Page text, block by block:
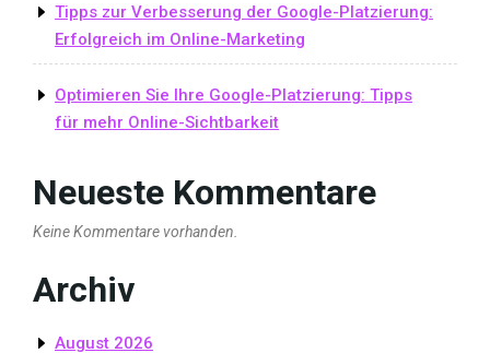
Tipps zur Verbesserung der Google-Platzierung:
Erfolgreich im Online-Marketing
Optimieren Sie Ihre Google-Platzierung: Tipps
für mehr Online-Sichtbarkeit
Neueste Kommentare
Keine Kommentare vorhanden.
Archiv
August 2026